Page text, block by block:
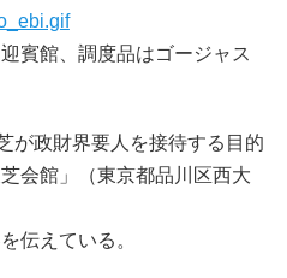
賓館、調度品はゴージャス
が政財界要人を接待する目的
会館」（東京都品川区西大
伝えている。